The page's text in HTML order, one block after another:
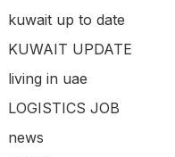
kuwait up to date
KUWAIT UPDATE
living in uae
LOGISTICS JOB
news